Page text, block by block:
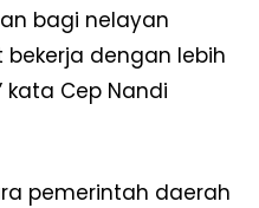
bagi nelayan
dengan lebih
Cep Nandi
pemerintah daerah